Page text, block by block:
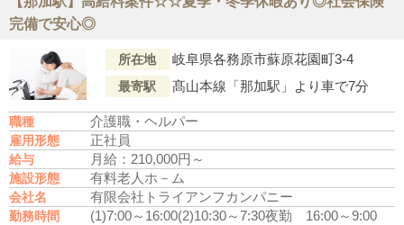
完備で安心◎
所在地 岐阜県各務原市蘇原花園町3-4
最寄駅 髙山本線「那加駅」より車で7分
職種 介護職・ヘルパー
雇用形態 正社員
給与 月給：210,000円～
施設形態 有料老人ホ－ム
会社名 有限会社トライアンフカンパニー
勤務時間 (1)7:00～16:00(2)10:30～7:30夜勤 16:00～9:00